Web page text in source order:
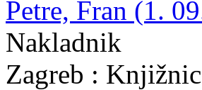
Petre, Fran (1.
Nakladnik
Zagreb :